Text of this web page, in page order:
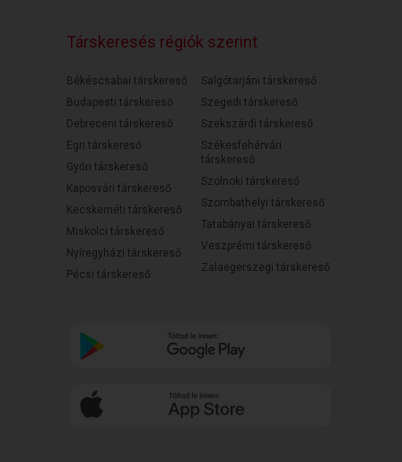
Társkeresés régiók szerint
Békéscsabai társkereső
Budapesti társkereső
Debreceni társkereső
Egri társkereső
Győri társkereső
Kaposvári társkereső
Kecskeméti társkereső
Miskolci társkereső
Nyíregyházi társkereső
Pécsi társkereső
Salgótarjáni társkereső
Szegedi társkereső
Szekszárdi társkereső
Székesfehérvári
társkereső
Szolnoki társkereső
Szombathelyi társkereső
Tatabányai társkereső
Veszprémi társkereső
Zalaegerszegi társkereső